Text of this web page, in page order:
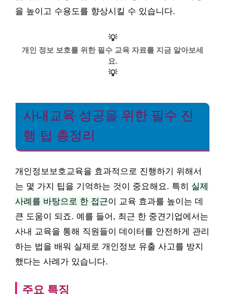
을 높이고 수용도를 향상시킬 수 있습니다.
💡
개인 정보 보호를 위한 필수 교육 자료를 지금 알아보세
요.
💡
사내교육 성공을 위한 필수 진
행 팁 총정리
개인정보보호교육을 효과적으로 진행하기 위해서
는 몇 가지 팁을 기억하는 것이 중요해요. 특히 실제
사례를 바탕으로 한 접근이 교육 효과를 높이는 데
큰 도움이 되죠. 예를 들어, 최근 한 중견기업에서는
사내 교육을 통해 직원들이 데이터를 안전하게 관리
하는 법을 배워 실제로 개인정보 유출 사고를 방지
했다는 사례가 있습니다.
주요 특징